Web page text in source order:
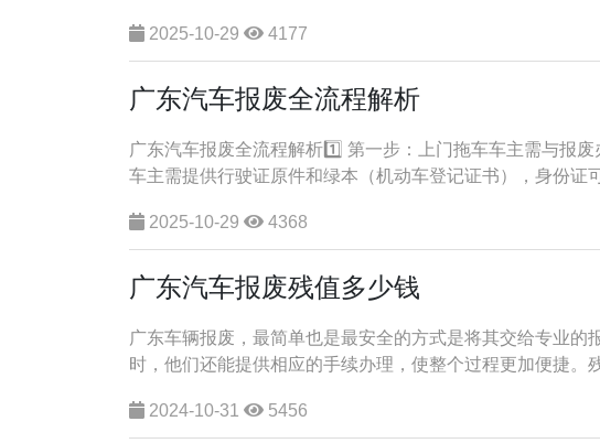
2025-10-29 4177
广东汽车报废全流程解析
广东汽车报废全流程解析1️⃣ 第一步：上门拖车车主需与报
车主需提供行驶证原件和绿本（机动车登记证书），身份证
2025-10-29 4368
广东汽车报废残值多少钱
广东车辆报废，最简单也是最安全的方式是将其交给专业
时，他们还能提供相应的手续办理，使整个过程更加便捷。
2024-10-31 5456